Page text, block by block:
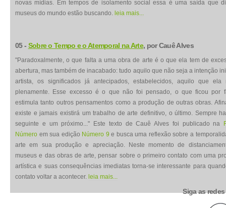
novas mídias. Em tempos de isolamento social essa é uma saída que
museus do mundo estão buscando.leia mais...
05 - Sobre o Tempo e o Atemporal na Arte, por Cauê Alves
"Paradoxalmente, o que falta a uma obra de arte é o que ela tem de
abertura, mas também de inacabado: tudo aquilo que não seja a intenção
artista, os significados já antecipados, estabelecidos, aquilo que ela
plenamente. Esse excesso é o que não foi pensado, o que ficou por
estimula tanto outros pensamentos como a produção de outras obras.
existe e jamais existirá um trabalho de arte definitivo, o último. Sempre
seguinte e um próximo..." Este texto de Cauê Alves foi publicado na
Número em sua edição Número 9 e busca uma reflexão sobre a
arte em sua produção e apreciação. Neste momento de
museus e das obras de arte, pensar sobre o primeiro contato com uma
artística e suas consequências imediatas torna-se interessante para
contato voltar a acontecer.
leia mais...
Siga as